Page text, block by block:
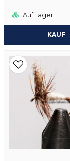
Auf Lager
KAUF